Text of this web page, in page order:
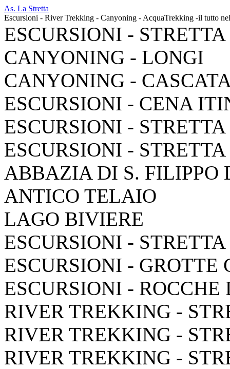
As. La Stretta
Escursioni - River Trekking - Canyoning - AcquaTrekking -il tutto
ESCURSIONI -
CANYONING - LONGI
CANYONING -
ESCURSIONI - CENA
ESCURSIONI -
ESCURSIONI -
ABBAZIA DI S. FILIPPO
ANTICO TELAIO
LAGO BIVIERE
ESCURSIONI -
ESCURSIONI - GROTTE
ESCURSIONI - ROCCHE
RIVER TREKKING -
RIVER TREKKING -
RIVER TREKKING -